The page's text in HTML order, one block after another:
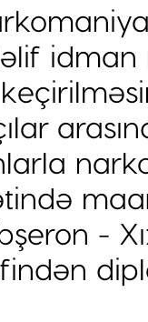
idman
-